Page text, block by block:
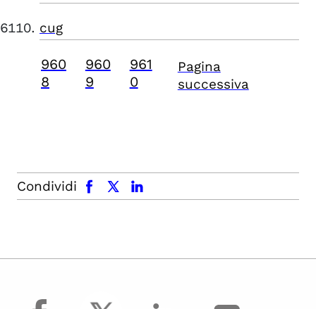
cug
960
8
960
9
961
0
Pagina
successiva
Condividi
facebook x.com linkedin
facebook